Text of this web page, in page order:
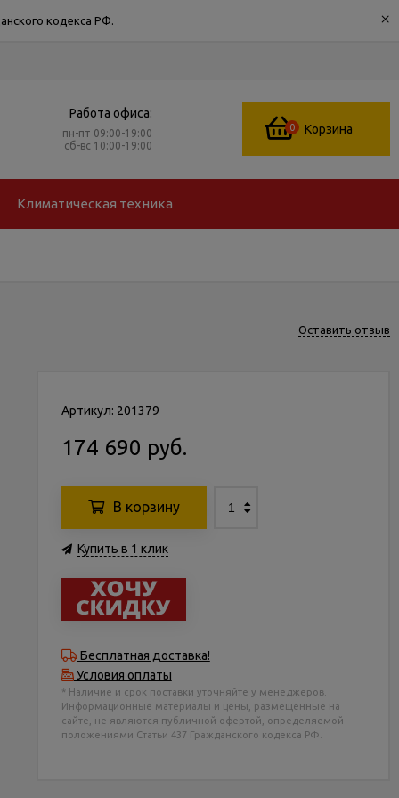
кодекса РФ. ×
Работа офиса:
пн-пт 09:00-19:00
сб-вс 10:00-19:00
0 Корзина
Климатическая техника
Оставить отзыв
Артикул: 201379
174 690 руб.
В корзину
Купить в 1 клик
Бесплатная доставка!
Условия оплаты
* Наличие и срок поставки уточняйте у менеджеров.
Информационные материалы и цены, размещенные на
сайте, не являются публичной офертой, определяемой
положениями Статьи 437 Гражданского кодекса РФ.